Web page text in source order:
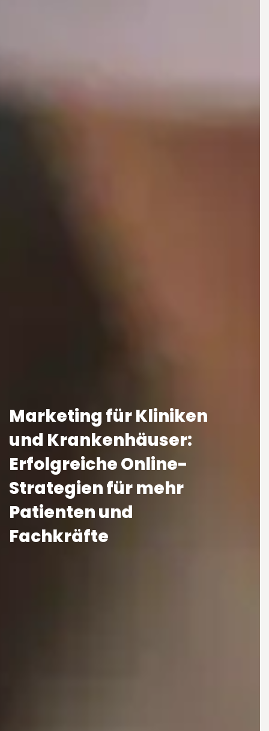
Marketing für Kliniken
und Krankenhäuser:
Erfolgreiche Online-
Strategien für mehr
Patienten und
Fachkräfte